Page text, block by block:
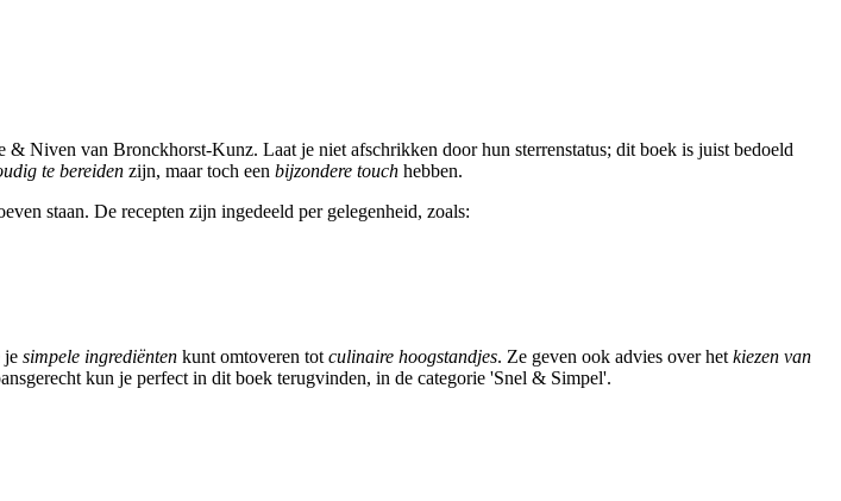
Niven van Bronckhorst-Kunz. Laat je niet afschrikken door hun sterrenstatus; dit boek is juist bedoeld
te bereiden zijn, maar toch een bijzondere touch hebben.
staan. De recepten zijn ingedeeld per gelegenheid, zoals:
je simpele ingrediënten kunt omtoveren tot culinaire hoogstandjes. Ze geven ook advies over het kiezen van
kun je perfect in dit boek terugvinden, in de categorie 'Snel & Simpel'.